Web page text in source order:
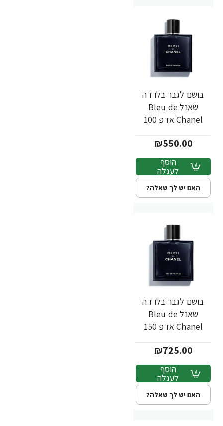
בושם לגבר בלו דה
שאנל Bleu de
Chanel אדפ 100
₪550.00
הוסף
לעגלה
האם יש לך שאלה?
בושם לגבר בלו דה
שאנל Bleu de
Chanel אדפ 150
₪725.00
הוסף
לעגלה
האם יש לך שאלה?